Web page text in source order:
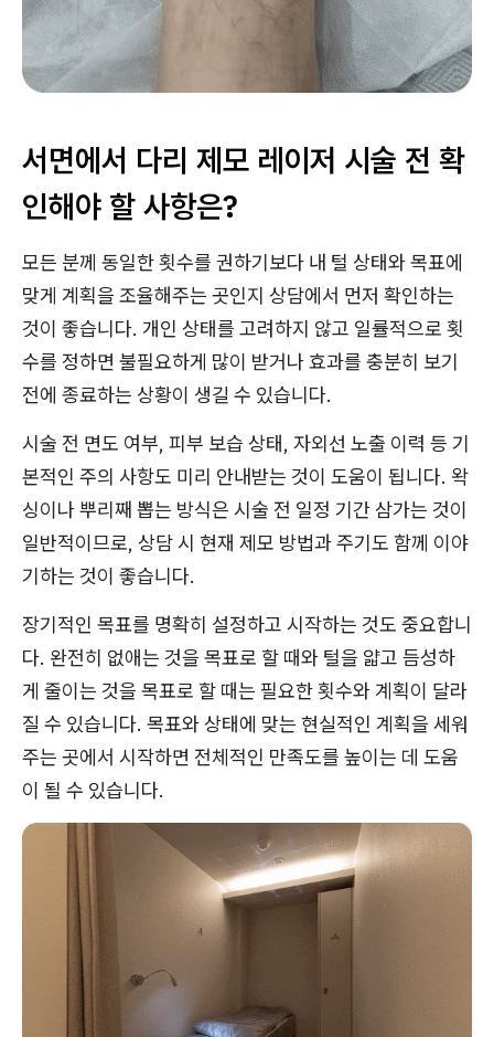
서면에서 다리 제모 레이저 시술 전 확
인해야 할 사항은?
모든 분께 동일한 횟수를 권하기보다 내 털 상태와 목표에
맞게 계획을 조율해주는 곳인지 상담에서 먼저 확인하는
것이 좋습니다. 개인 상태를 고려하지 않고 일률적으로 횟
수를 정하면 불필요하게 많이 받거나 효과를 충분히 보기
전에 종료하는 상황이 생길 수 있습니다.
시술 전 면도 여부, 피부 보습 상태, 자외선 노출 이력 등 기
본적인 주의 사항도 미리 안내받는 것이 도움이 됩니다. 왁
싱이나 뿌리째 뽑는 방식은 시술 전 일정 기간 삼가는 것이
일반적이므로, 상담 시 현재 제모 방법과 주기도 함께 이야
기하는 것이 좋습니다.
장기적인 목표를 명확히 설정하고 시작하는 것도 중요합니
다. 완전히 없애는 것을 목표로 할 때와 털을 얇고 듬성하
게 줄이는 것을 목표로 할 때는 필요한 횟수와 계획이 달라
질 수 있습니다. 목표와 상태에 맞는 현실적인 계획을 세워
주는 곳에서 시작하면 전체적인 만족도를 높이는 데 도움
이 될 수 있습니다.